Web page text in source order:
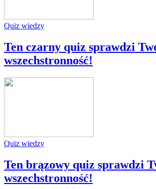
Quiz wiedzy
Ten czarny quiz sprawdzi
wszechstronność!
Quiz wiedzy
Ten brązowy quiz sprawdzi
wszechstronność!